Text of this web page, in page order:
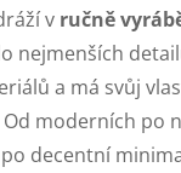
v ručně
nejmenších
a má svůj
moderních po
decentní